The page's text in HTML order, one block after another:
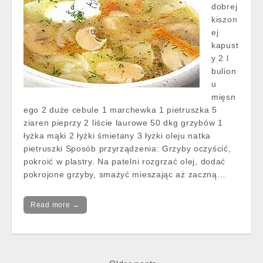
dobrej
kiszon
ej
kapust
y 2 l
bulion
u
mięsn
ego 2 duże cebule 1 marchewka 1 pietruszka 5
ziaren pieprzy 2 liście laurowe 50 dkg grzybów 1
łyżka mąki 2 łyżki śmietany 3 łyżki oleju natka
pietruszki Sposób przyrządzenia: Grzyby oczyścić,
pokroić w plastry. Na patelni rozgrzać olej, dodać
pokrojone grzyby, smażyć mieszając aż zaczną…
Read more →